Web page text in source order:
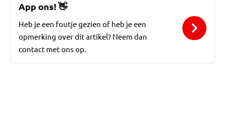
App ons!👋
Heb je een foutje gezien of heb je een
opmerking over dit artikel? Neem dan
contact met ons op.